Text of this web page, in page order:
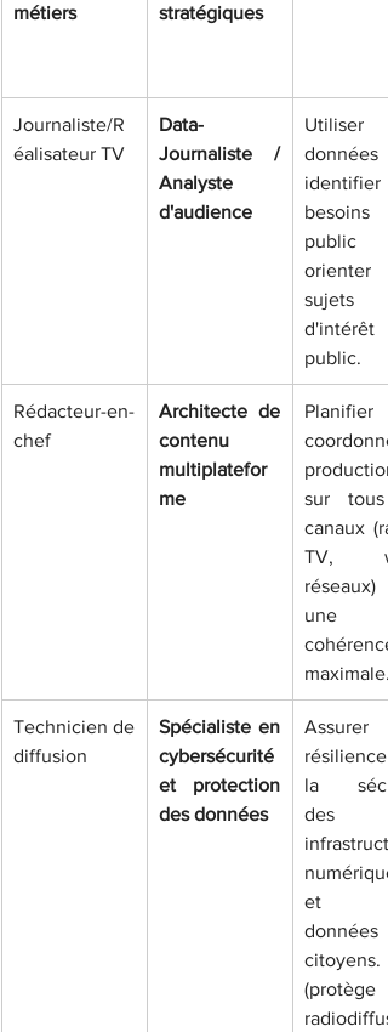
métiers
stratégiques
Journaliste/R
éalisateur TV
Data-
Journaliste /
Analyste
d'audience
Utiliser
données
identifier
besoins
public
orienter
sujets
d'intérêt
public.
Rédacteur-en-
chef
Architecte de
contenu
multiplatefor
me
production
sur tous
canaux
TV,
réseaux)
une
cohérence
maximale.
Technicien de
diffusion
Spécialiste en
cybersécurité
et protection
des données
la
des
et
données
citoyens.
(protège